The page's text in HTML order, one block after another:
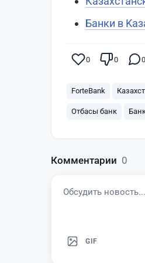
Банки в
0 0 0
ForteBank
Отбасы банк
Комментарии 0
GIF